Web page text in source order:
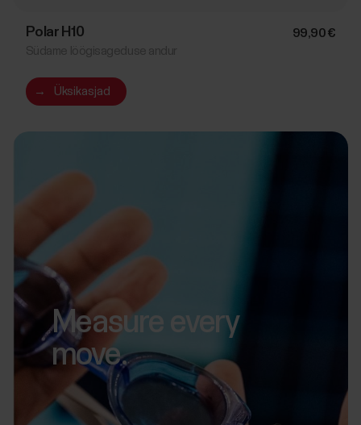
Polar H10 99,90 €
→ Üksikasjad
Measure every
move.